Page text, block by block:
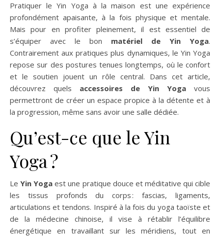
Pratiquer le Yin Yoga à la maison est une expérience
profondément apaisante, à la fois physique et mentale.
Mais pour en profiter pleinement, il est essentiel de
s’équiper avec le bon matériel de Yin Yoga.
Contrairement aux pratiques plus dynamiques, le Yin Yoga
repose sur des postures tenues longtemps, où le confort
et le soutien jouent un rôle central. Dans cet article,
découvrez quels accessoires de Yin Yoga vous
permettront de créer un espace propice à la détente et à
la progression, même sans avoir une salle dédiée.
Qu’est-ce que le Yin
Yoga ?
LeYin Yoga est une pratique douce et méditative qui cible
les tissus profonds du corps : fascias, ligaments,
articulations et tendons. Inspiré à la fois du yoga taoïste et
de la médecine chinoise, il vise à rétablir l’équilibre
énergétique en travaillant sur les méridiens, tout en